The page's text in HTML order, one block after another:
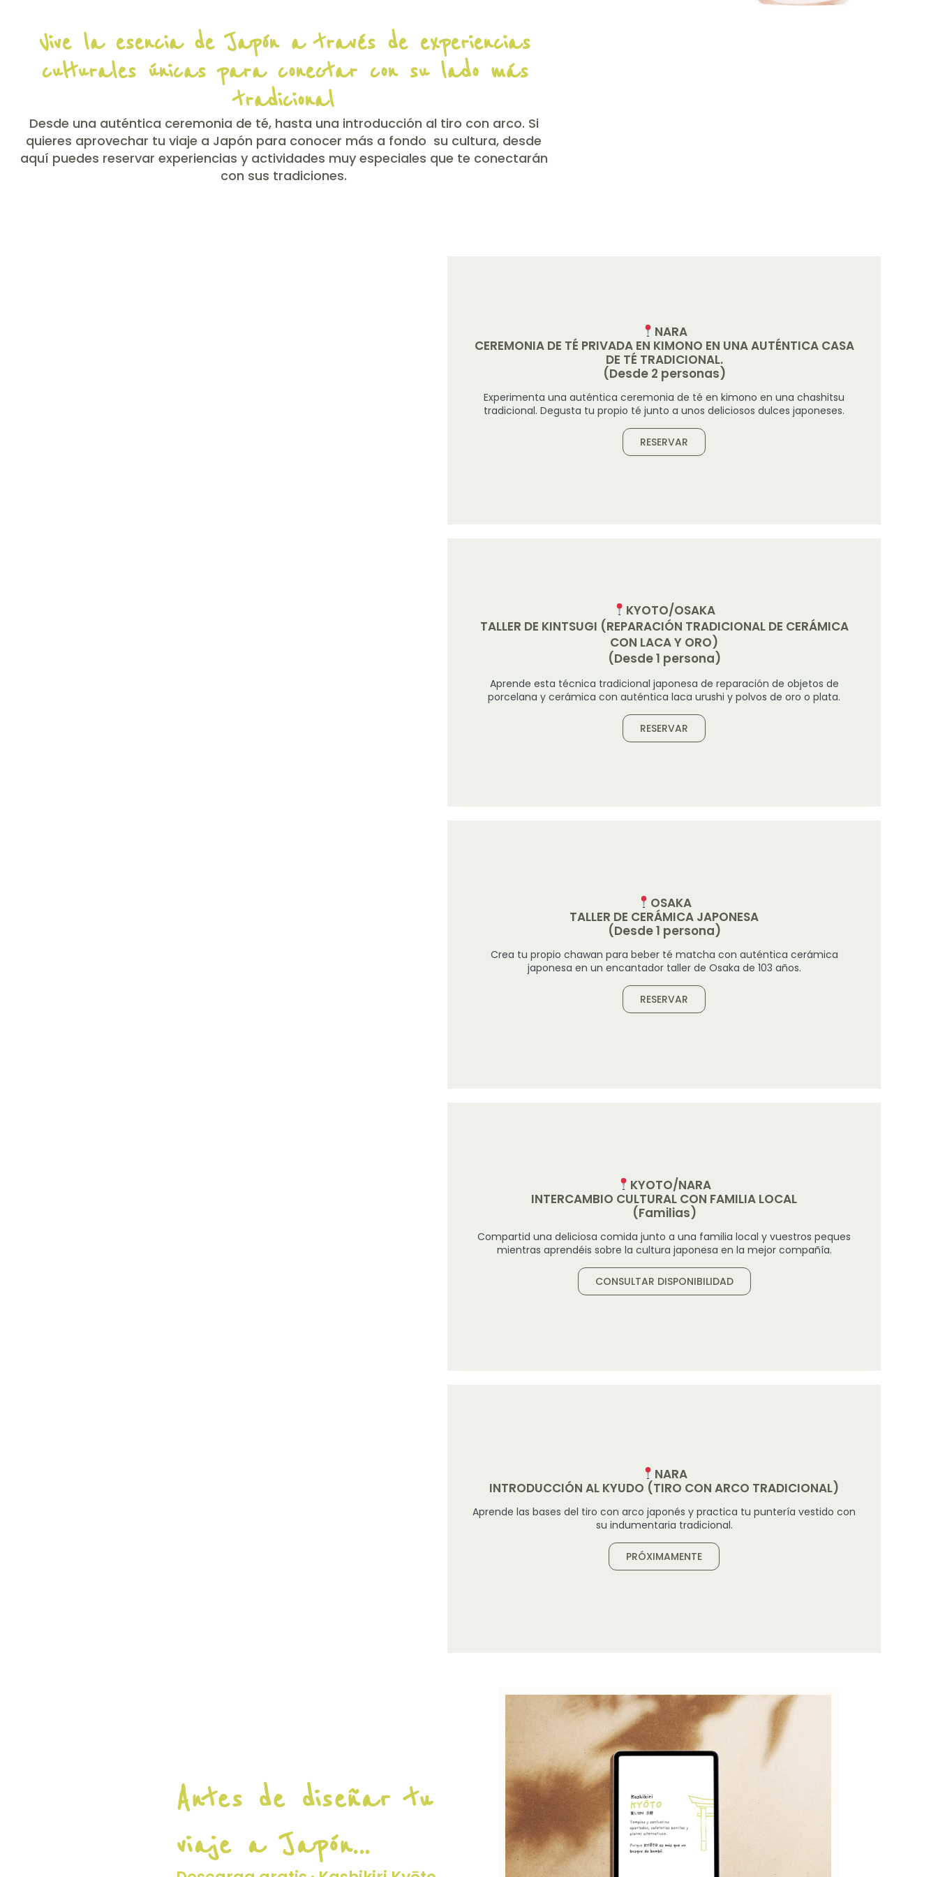
Vive la esencia de Japón a través de experiencias
culturales únicas para conectar con su lado más
tradicional
Desde una auténtica ceremonia de té, hasta una introducción al tiro con arco. Si
quieres aprovechar tu viaje a Japón para conocer más a fondo su cultura, desde
aquí puedes reservar experiencias y actividades muy especiales que te conectarán
con sus tradiciones.
NARA
CEREMONIA DE TÉ PRIVADA EN KIMONO EN UNA AUTÉNTICA CASA
DE TÉ TRADICIONAL.
(Desde 2 personas)
Experimenta una auténtica ceremonia de té en kimono en una chashitsu
tradicional. Degusta tu propio té junto a unos deliciosos dulces japoneses.
RESERVAR
KYOTO/OSAKA
TALLER DE KINTSUGI (REPARACIÓN TRADICIONAL DE CERÁMICA
CON LACA Y ORO)
(Desde 1 persona)
Aprende esta técnica tradicional japonesa de reparación de objetos de
porcelana y cerámica con auténtica laca urushi y polvos de oro o plata.
RESERVAR
OSAKA
TALLER DE CERÁMICA JAPONESA
(Desde 1 persona)
Crea tu propio chawan para beber té matcha con auténtica cerámica
japonesa en un encantador taller de Osaka de 103 años.
RESERVAR
KYOTO/NARA
INTERCAMBIO CULTURAL CON FAMILIA LOCAL
(Familias)
Compartid una deliciosa comida junto a una familia local y vuestros peques
mientras aprendéis sobre la cultura japonesa en la mejor compañía.
CONSULTAR DISPONIBILIDAD
NARA
INTRODUCCIÓN AL KYUDO (TIRO CON ARCO TRADICIONAL)
Aprende las bases del tiro con arco japonés y practica tu puntería vestido con
su indumentaria tradicional.
PRÓXIMAMENTE
Antes de diseñar tu
viaje a Japón...